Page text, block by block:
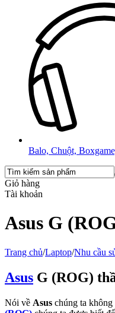
Balo, Chuột,
Giỏ hàng
Tài khoản
Asus G
Trang chủ/Laptop/Nhu cầu
Asus G (ROG)
Nói về Asus chúng ta